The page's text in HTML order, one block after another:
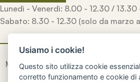
Lunedì - Venerdì: 8.00 - 12.30 / 13.30
Sabato: 8.30 - 12.30 (solo da marzo
Manufatti artigianaliinconfondibili
qualità e la durevolezza di
Usiamo i cookie!
Questo sito utilizza cookie
corretto funzionamento e cookie di